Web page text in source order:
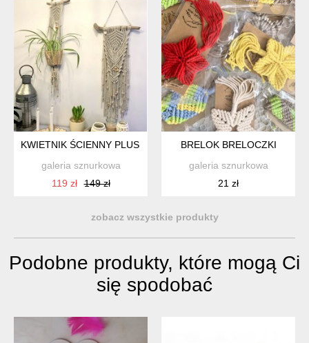
KWIETNIK ŚCIENNY PLUS MAKRAMA
galeria sznurkowa
119 zł
149 zł
BRELOK BRELOCZKI
galeria sznurkowa
21 zł
zobacz wszystkie produkty
Podobne produkty, które mogą Ci
się spodobać